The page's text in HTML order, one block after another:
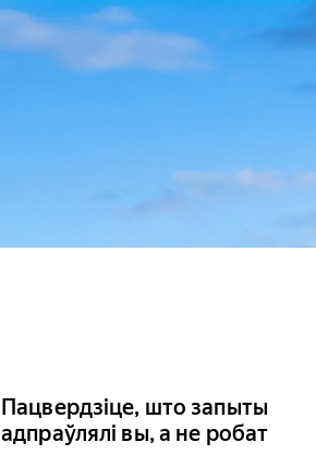
Пацвердзіце, што запыты
адпраўлялі вы, а не робат